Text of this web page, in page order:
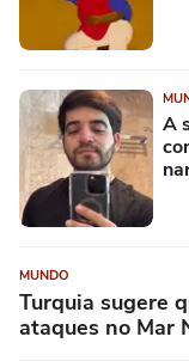
A
MUNDO
Turquia sugere
ataques no Mar